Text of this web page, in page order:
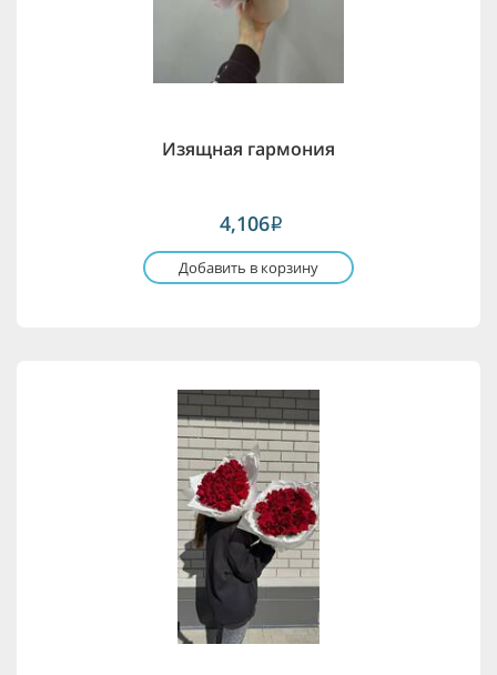
Изящная гармония
4,106i
Добавить в корзину